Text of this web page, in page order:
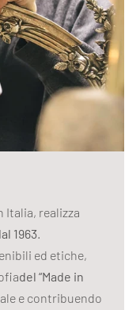
Italia, realizza
1963.
ed etiche,
del “Made in
e contribuendo